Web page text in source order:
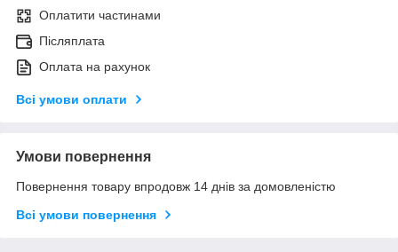
Оплатити частинами
Післяплата
Оплата на рахунок
Всі умови оплати
Умови повернення
Повернення товару впродовж 14 днів за домовленістю
Всі умови повернення